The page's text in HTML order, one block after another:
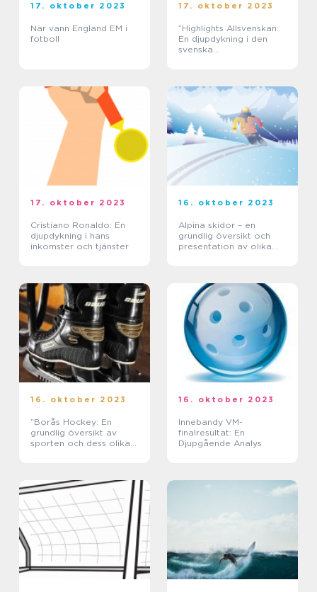
17. oktober 2023
När vann England EM i
fotboll
17. oktober 2023
”Highlights Allsvenskan:
En djupdykning i den
svenska
17. oktober 2023
Cristiano Ronaldo: En
djupdykning i hans
inkomster och tjänster
16. oktober 2023
Alpina skidor – en
grundlig översikt och
presentation av olika
16. oktober 2023
”Borås Hockey: En
grundlig översikt av
sporten och dess olika
16. oktober 2023
Innebandy VM-
finalresultat: En
Djupgående Analys